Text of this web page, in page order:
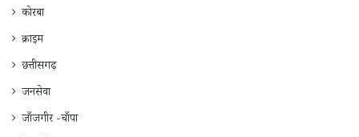
कोरबा
क्राइम
छत्तीसगढ़
जनसेवा
जाँजगीर -चाँपा